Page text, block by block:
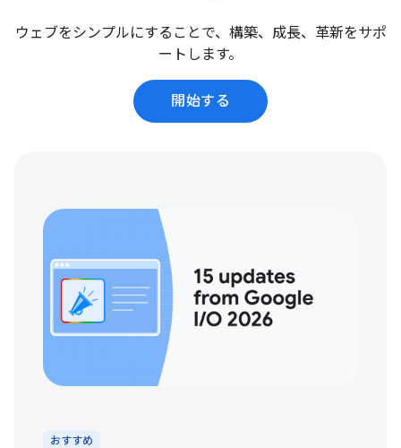
ウェブをシンプルにすることで、構築、成長、革新をサポ
ートします。
開始する
おすすめ